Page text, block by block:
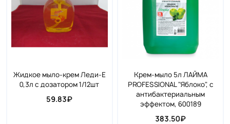
Жидкое мыло-крем Леди-Е
0,3л с дозатором 1/12шт
59.83₽
Крем-мыло 5л ЛАЙМА
PROFESSIONAL "Яблоко", с
антибактериальным
эффектом, 600189
383.50₽